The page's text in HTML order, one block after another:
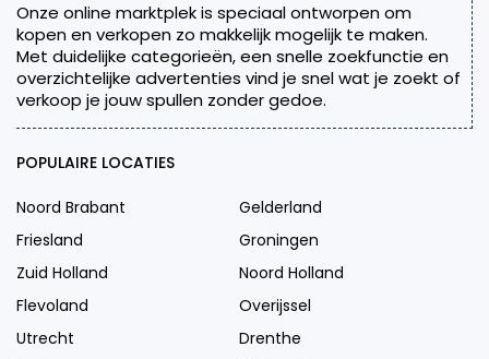
Onze online marktplek is speciaal ontworpen om
kopen en verkopen zo makkelijk mogelijk te maken.
Met duidelijke categorieën, een snelle zoekfunctie en
overzichtelijke advertenties vind je snel wat je zoekt of
verkoop je jouw spullen zonder gedoe.
POPULAIRE LOCATIES
Noord Brabant
Gelderland
Friesland
Groningen
Zuid Holland
Noord Holland
Flevoland
Overijssel
Utrecht
Drenthe